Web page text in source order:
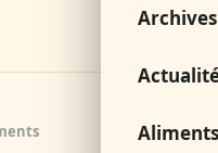
Archives
Aliments